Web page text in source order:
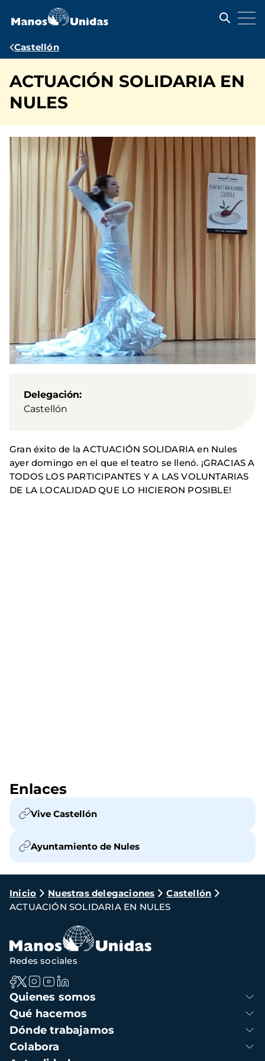
contenido
Ruta
navegación
Castellón
ACTUACIÓN SOLIDARIA EN
NULES
Delegación
Castellón
Gran éxito de la ACTUACIÓN SOLIDARIA en Nules
ayer domingo en el que el teatro se llenó. ¡GRACIAS A
TODOS LOS PARTICIPANTES Y A LAS VOLUNTARIAS
DE LA LOCALIDAD QUE LO HICIERON POSIBLE!
Enlaces
Vive Castellón
Ayuntamiento de Nules
Ruta
de
navegación
Inicio Nuestras delegaciones
Castellón
ACTUACIÓN SOLIDARIA EN NULES
Navegación
principal
Quienes somos
Qué hacemos
Dónde trabajamos
Colabora
Redes sociales